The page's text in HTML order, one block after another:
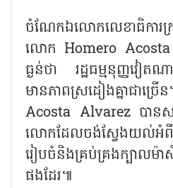
ចំណែកឯលោក​លេខាធិការក្រុ
លោក Homero Acosta
ធ្ងន់ថា រដ្ឋធម្មនុញ្ញវៀត​ណ
មានភាពស្រដៀងគ្នាជា
Acosta Alvarez បានស
លោក​ដែលចង់ស្វែង​យល់អំពី
រៀបចំ​និង​គ្រប់​គ្រង​ក្បាល​ម៉
ផងដែរ៕​